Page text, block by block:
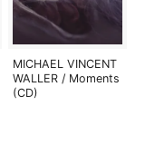
MICHAEL VINCENT
WALLER / Moments
(CD)